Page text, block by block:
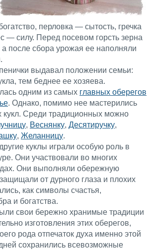
перловка — сытость, гречка
— силу. Перед посевом горсть зерна
а после сбора урожая ее наполняли
выдавал положении семьи:
тем беднее ее хозяева.
одним из самых главных оберегов
. Однако, помимо нее мастерились
кукл. Среди традиционных можно
, Веснянку, Десятиручку,
, Желанницу.
куклы играли особую роль в
Они участвовали во многих
Они выполняли обережную
от дурного глаза и плохих
как символы счастья,
и богатства.
свои бережно хранимые традиции
изготовления этих оберегов,
рода отпечаток духа именно этой
сохранились всевозможные